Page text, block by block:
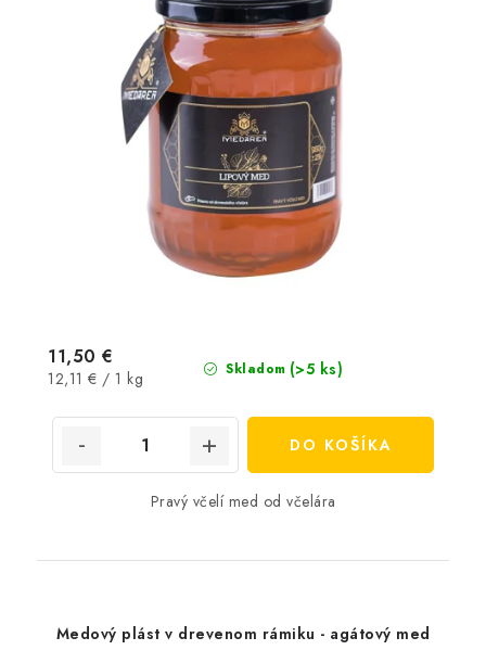
Skladom (>5 ks)
11,50 €
Jednotková
12,11 € / 1 kg
DO KOŠÍKA
Pravý včelí med od včelára
Medový plást v drevenom rámiku - agátový med